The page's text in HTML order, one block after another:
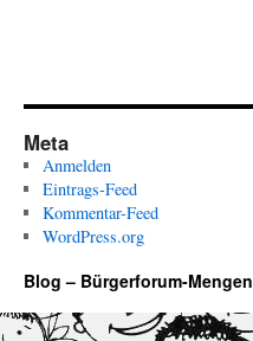
Meta
Anmelden
Eintrags-Feed
Kommentar-Feed
WordPress.org
Blog – Bürgerforum-Mengen